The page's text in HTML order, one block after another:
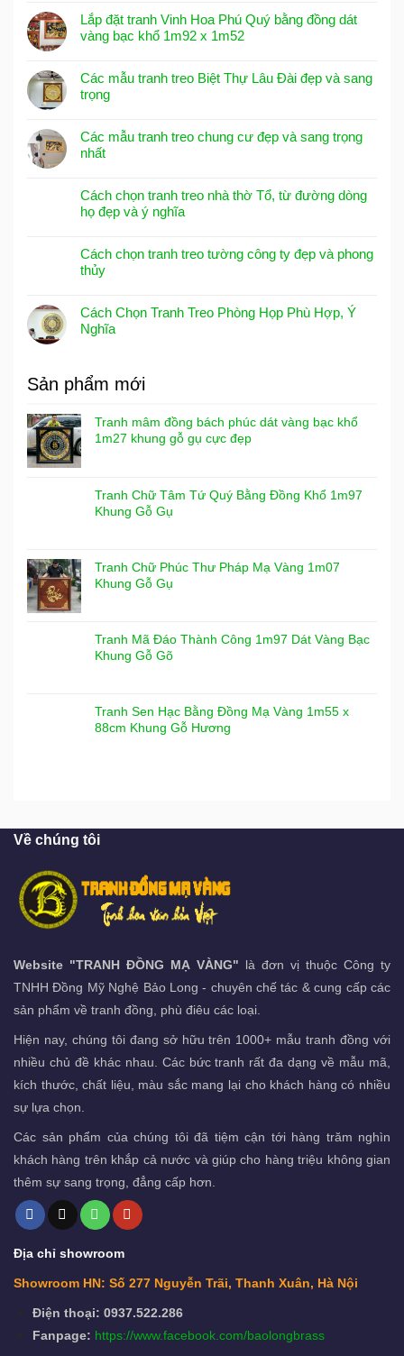
Lắp đặt tranh Vinh Hoa Phú Quý bằng đồng dát
vàng bạc khổ 1m92 x 1m52
Các mẫu tranh treo Biệt Thự Lâu Đài đẹp và sang
trọng
Các mẫu tranh treo chung cư đẹp và sang trọng
nhất
Cách chọn tranh treo nhà thờ Tổ, từ đường dòng
họ đẹp và ý nghĩa
Cách chọn tranh treo tường công ty đẹp và phong
thủy
Cách Chọn Tranh Treo Phòng Họp Phù Hợp, Ý
Nghĩa
Sản phẩm mới
Tranh mâm đồng bách phúc dát vàng bạc khổ
1m27 khung gỗ gụ cực đẹp
Tranh Chữ Tâm Tứ Quý Bằng Đồng Khổ 1m97
Khung Gỗ Gụ
Tranh Chữ Phúc Thư Pháp Mạ Vàng 1m07
Khung Gỗ Gụ
Tranh Mã Đáo Thành Công 1m97 Dát Vàng Bạc
Khung Gỗ Gõ
Tranh Sen Hạc Bằng Đồng Mạ Vàng 1m55 x
88cm Khung Gỗ Hương
Về chúng tôi
Website "TRANH ĐỒNG MẠ VÀNG" là đơn vị thuộc Công ty
TNHH Đồng Mỹ Nghệ Bảo Long - chuyên chế tác & cung cấp các
sản phẩm về tranh đồng, phù điêu các loại.
Hiện nay, chúng tôi đang sở hữu trên 1000+ mẫu tranh đồng với
nhiều chủ đề khác nhau. Các bức tranh rất đa dạng về mẫu mã,
kích thước, chất liệu, màu sắc mang lại cho khách hàng có nhiều
sự lựa chọn.
Các sản phẩm của chúng tôi đã tiệm cận tới hàng trăm nghìn
khách hàng trên khắp cả nước và giúp cho hàng triệu không gian
thêm sự sang trọng, đẳng cấp hơn.
Địa chỉ showroom
Showroom HN: Số 277 Nguyễn Trãi, Thanh Xuân, Hà Nội
Điện thoại: 0937.522.286
Fanpage: https://www.facebook.com/baolongbrass